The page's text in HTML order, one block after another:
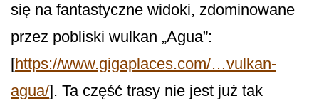
się na fantastyczne widoki, zdominowane
przez pobliski wulkan „Agua”:
[https://www.gigaplaces.com/…vulkan-
agua/]. Ta część trasy nie jest już tak